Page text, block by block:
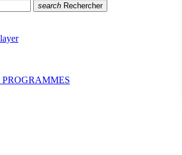
search Rechercher